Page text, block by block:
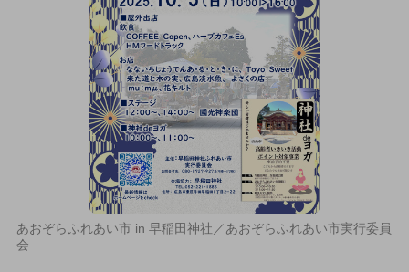
あおぞらふれあい市 in 早稲田神社／あおぞらふれあい市実行委員
会